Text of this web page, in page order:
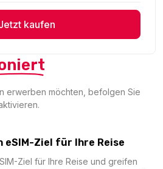
kaufen
erwerben möchten, befolgen Sie
eSIM-Ziel für Ihre Reise
Ziel für Ihre Reise und greifen